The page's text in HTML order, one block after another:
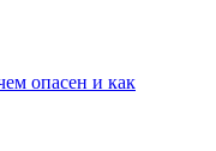
опасен и как